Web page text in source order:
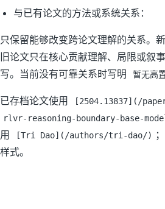
与已有论文的方法或系统关系：
只保留能够改变跨论文理解的关系。
旧论文只在核心贡献理解、局限或叙
写。当前没有可靠关系时写明
暂无高
已存档论文使用
[2504.13837](/
rlvr-reasoning-boundary-base-
用
[Tri Dao](/authors/tri-dao/)
样式。